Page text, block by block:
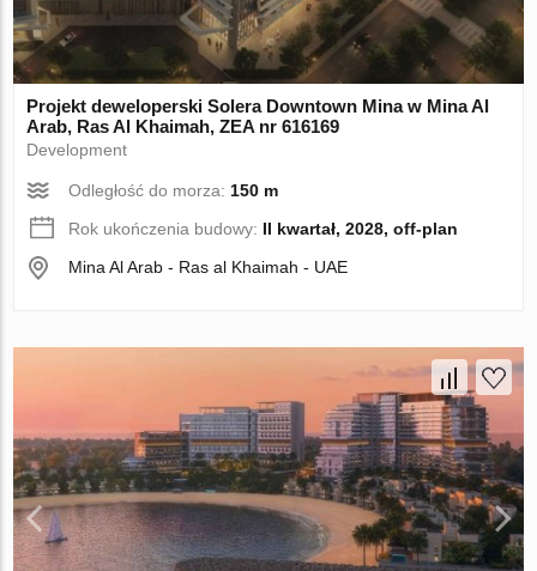
Projekt deweloperski Solera Downtown Mina w Mina Al
Arab, Ras Al Khaimah, ZEA nr 616169
Development
Odległość do morza: 150 m
Rok ukończenia budowy: II kwartał, 2028, off-plan
Mina Al Arab - Ras al Khaimah - UAE